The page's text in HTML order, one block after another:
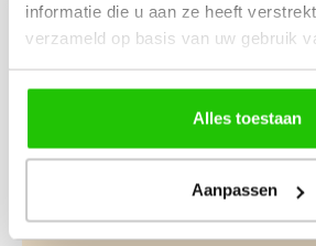
informatie die u aan ze heeft
verzameld op basis van uw gebruik
Alles toestaan
Aanpassen
Beschrijving
maximaal 1 Nutri Clean per
veelzijdige vloeibare zeep is pH
Veelgestelde vragen